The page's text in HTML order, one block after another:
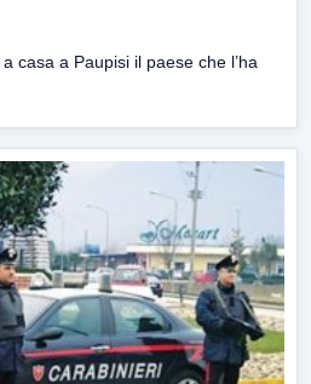
casa a Paupisi il paese che l’ha